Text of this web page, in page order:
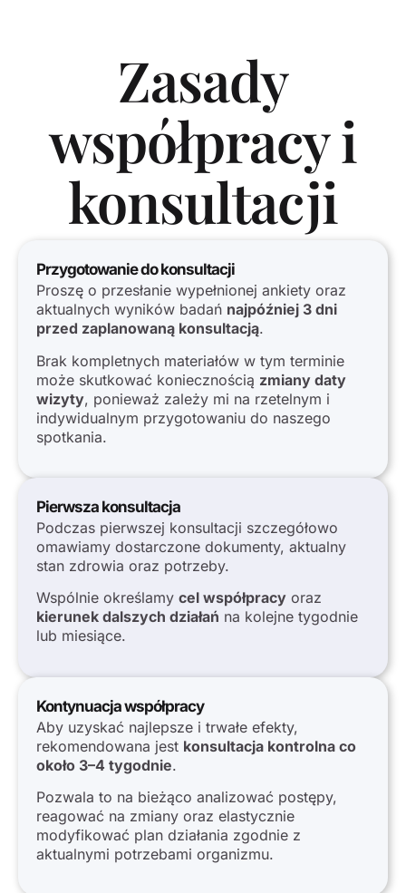
Zasady
współpracy i
konsultacji
Przygotowanie do konsultacji
Proszę o przesłanie wypełnionej ankiety oraz
aktualnych wyników badań najpóźniej 3 dni
przed zaplanowaną konsultacją.
Brak kompletnych materiałów w tym terminie
może skutkować koniecznością zmiany daty
wizyty, ponieważ zależy mi na rzetelnym i
indywidualnym przygotowaniu do naszego
spotkania.
Pierwsza konsultacja
Podczas pierwszej konsultacji szczegółowo
omawiamy dostarczone dokumenty, aktualny
stan zdrowia oraz potrzeby.
Wspólnie określamy cel współpracy oraz
kierunek dalszych działań na kolejne tygodnie
lub miesiące.
Kontynuacja współpracy
Aby uzyskać najlepsze i trwałe efekty,
rekomendowana jest konsultacja kontrolna co
około 3–4 tygodnie.
Pozwala to na bieżąco analizować postępy,
reagować na zmiany oraz elastycznie
modyfikować plan działania zgodnie z
aktualnymi potrzebami organizmu.